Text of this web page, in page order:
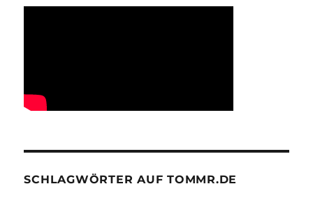
SCHLAGWÖRTER AUF TOMMR.DE